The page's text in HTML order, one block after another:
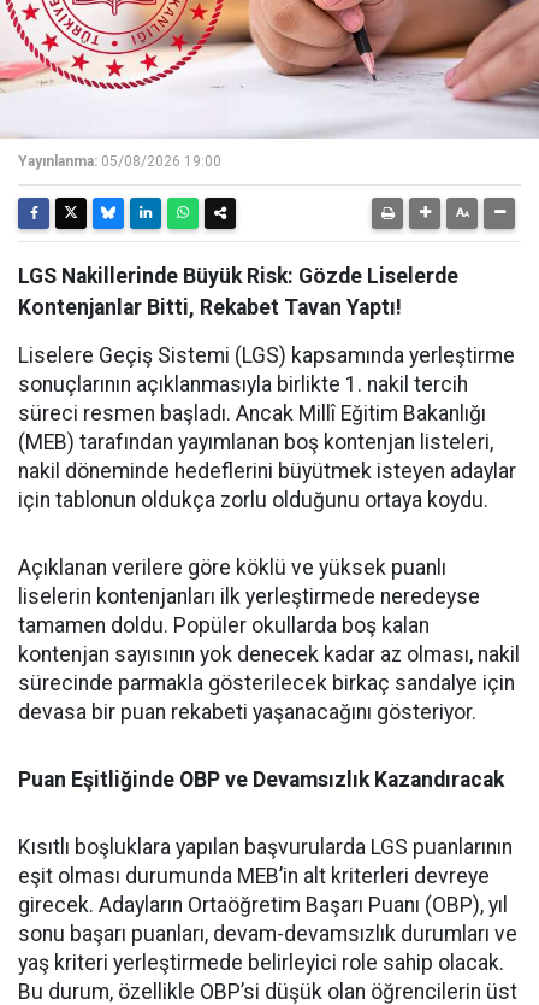
Yayınlanma: 05/08/2026 19:00
LGS Nakillerinde Büyük Risk: Gözde Liselerde
Kontenjanlar Bitti, Rekabet Tavan Yaptı!
Liselere Geçiş Sistemi (LGS) kapsamında yerleştirme
sonuçlarının açıklanmasıyla birlikte 1. nakil tercih
süreci resmen başladı. Ancak Millî Eğitim Bakanlığı
(MEB) tarafından yayımlanan boş kontenjan listeleri,
nakil döneminde hedeflerini büyütmek isteyen adaylar
için tablonun oldukça zorlu olduğunu ortaya koydu.
Açıklanan verilere göre köklü ve yüksek puanlı
liselerin kontenjanları ilk yerleştirmede neredeyse
tamamen doldu. Popüler okullarda boş kalan
kontenjan sayısının yok denecek kadar az olması, nakil
sürecinde parmakla gösterilecek birkaç sandalye için
devasa bir puan rekabeti yaşanacağını gösteriyor.
Puan Eşitliğinde OBP ve Devamsızlık Kazandıracak
Kısıtlı boşluklara yapılan başvurularda LGS puanlarının
eşit olması durumunda MEB’in alt kriterleri devreye
girecek. Adayların Ortaöğretim Başarı Puanı (OBP), yıl
sonu başarı puanları, devam-devamsızlık durumları ve
yaş kriteri yerleştirmede belirleyici role sahip olacak.
Bu durum, özellikle OBP’si düşük olan öğrencilerin üst